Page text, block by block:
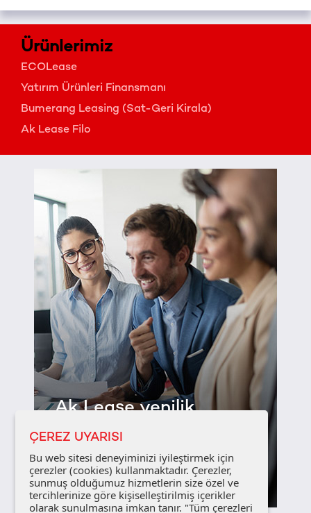
Ürünlerimiz
ECOLease
Yatırım Ürünleri Finansmanı
Bumerang Leasing (Sat-Geri Kirala)
Ak Lease Filo
Ak Lease yenilik
katar...
Detayları Gör
ÇEREZ UYARISI
Bu web sitesi deneyiminizi iyileştirmek için
çerezler (cookies) kullanmaktadır. Çerezler,
sunmuş olduğumuz hizmetlerin size özel ve
tercihlerinize göre kişiselleştirilmiş içerikler
olarak sunulmasına imkan tanır. "Tüm çerezleri